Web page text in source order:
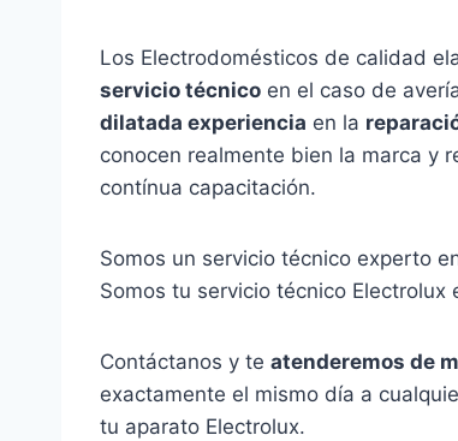
Los Electrodomésticos de calidad
servicio técnico en el caso de
dilatada experiencia en la
conocen realmente bien la marca y
contínua capacitación.
Somos un servicio técnico experto
Somos tu servicio técnico Electrolux
Contáctanos y te atenderemos de
exactamente el mismo día a
tu aparato Electrolux.